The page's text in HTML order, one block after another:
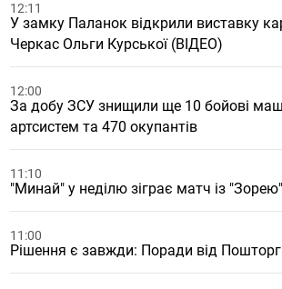
12:11
У замку Паланок відкрили виставку
Черкас Ольги Курської (ВІДЕО)
12:00
За добу ЗСУ знищили ще 10 бойові
артсистем та 470 окупантів
11:10
"Минай" у неділю зіграє матч із "Зорею"
11:00
Рішення є завжди: Поради від Пошторг